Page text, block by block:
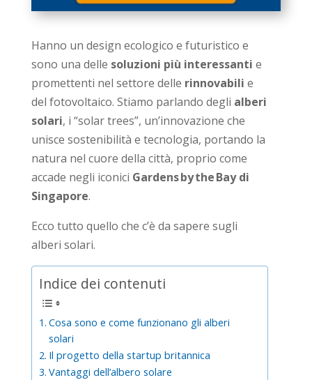
Hanno un design ecologico e futuristico e
sono una delle soluzioni più interessanti e
promettenti nel settore delle rinnovabili e
del fotovoltaico. Stiamo parlando degli alberi
solari, i “solar trees”, un’innovazione che
unisce sostenibilità e tecnologia, portando la
natura nel cuore della città, proprio come
accade negli iconici GardensbytheBay di
Singapore.
Ecco tutto quello che c’è da sapere sugli
alberi solari.
Indice dei contenuti
Cosa sono e come funzionano gli alberi
solari
Il progetto della startup britannica
Vantaggi dell’albero solare